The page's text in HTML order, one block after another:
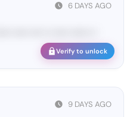
6 DAYS AGO
Verify to unlock
9 DAYS AGO